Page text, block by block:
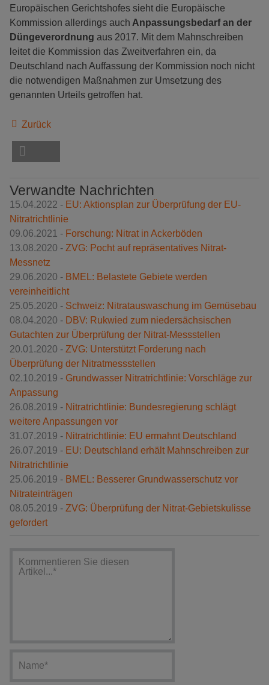
Europäischen Gerichtshofes sieht die Europäische
Kommission allerdings auch Anpassungsbedarf an der
Düngeverordnung aus 2017. Mit dem Mahnschreiben
leitet die Kommission das Zweitverfahren ein, da
Deutschland nach Auffassung der Kommission noch nicht
die notwendigen Maßnahmen zur Umsetzung des
genannten Urteils getroffen hat.
Zurück
Verwandte Nachrichten
15.04.2022 - EU: Aktionsplan zur Überprüfung der EU-
Nitratrichtlinie
09.06.2021 - Forschung: Nitrat in Ackerböden
13.08.2020 - ZVG: Pocht auf repräsentatives Nitrat-
Messnetz
29.06.2020 - BMEL: Belastete Gebiete werden
vereinheitlicht
25.05.2020 - Schweiz: Nitratauswaschung im Gemüsebau
08.04.2020 - DBV: Rukwied zum niedersächsischen
Gutachten zur Überprüfung der Nitrat-Messstellen
20.01.2020 - ZVG: Unterstützt Forderung nach
Überprüfung der Nitratmessstellen
02.10.2019 - Grundwasser Nitratrichtlinie: Vorschläge zur
Anpassung
26.08.2019 - Nitratrichtlinie: Bundesregierung schlägt
weitere Anpassungen vor
31.07.2019 - Nitratrichtlinie: EU ermahnt Deutschland
26.07.2019 - EU: Deutschland erhält Mahnschreiben zur
Nitratrichtlinie
25.06.2019 - BMEL: Besserer Grundwasserschutz vor
Nitrateinträgen
08.05.2019 - ZVG: Überprüfung der Nitrat-Gebietskulisse
gefordert